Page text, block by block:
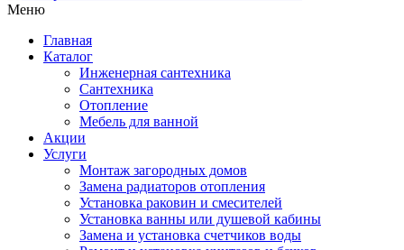
Меню
Главная
Каталог
Инженерная сантехника
Сантехника
Отопление
Мебель для ванной
Акции
Услуги
Монтаж загородных домов
Замена радиаторов отопления
Установка раковин и смесителей
Установка ванны или душевой кабины
Замена и установка счетчиков воды